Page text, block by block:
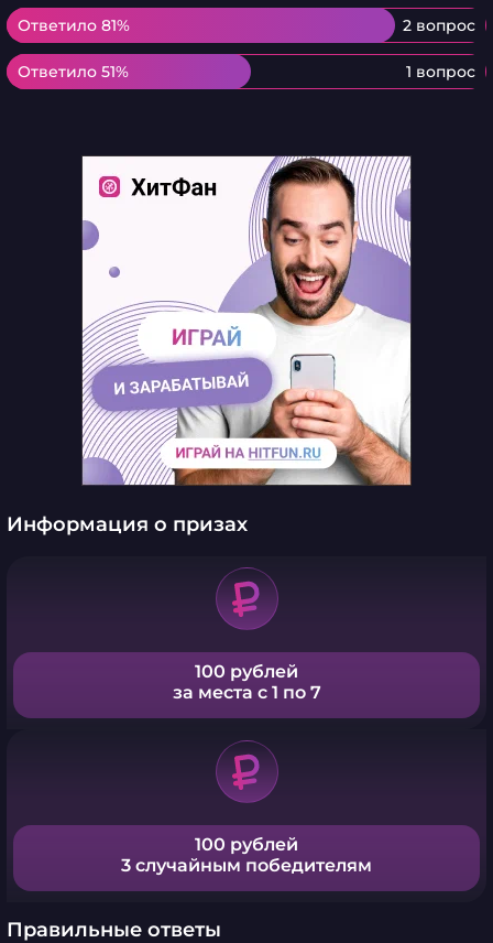
Ответило 81% 2 вопрос
Ответило 81%
Ответило 51% 1 вопрос
Ответило 51%
Информация о призах
100 рублей
за места с 1 по 7
100 рублей
3 случайным победителям
Правильные ответы